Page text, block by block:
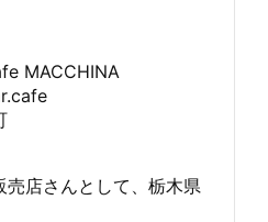
MACCHINA
売店さんとして、栃木県